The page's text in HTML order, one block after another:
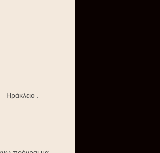
Ηράκλειο .